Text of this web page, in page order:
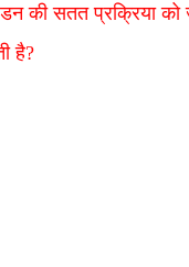
की सतत प्रक्रिया
है?